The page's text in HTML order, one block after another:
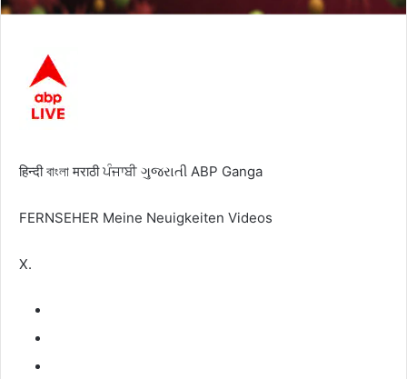
हिन्दीবাংলাमराठीਪੰਜਾਬੀ ગુજરાતી ABP Ganga
FERNSEHER Meine Neuigkeiten Videos
X.